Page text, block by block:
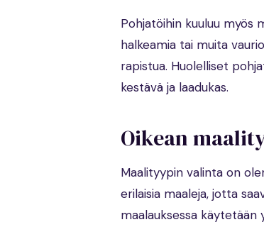
Pohjatöihin kuuluu myös
halkeamia tai muita
rapistua. Huolelliset
kestävä ja laadukas.
Oikean
Maalityypin valinta on
erilaisia maaleja, jotta
maalauksessa